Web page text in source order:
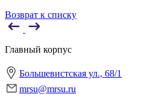
Возврат к списку
Главный корпус
Большевистская ул., 68/1
mrsu@mrsu.ru